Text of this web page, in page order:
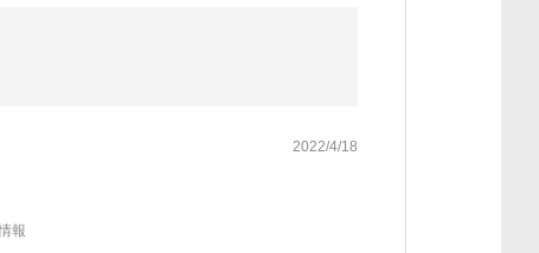
2022/4/18
報